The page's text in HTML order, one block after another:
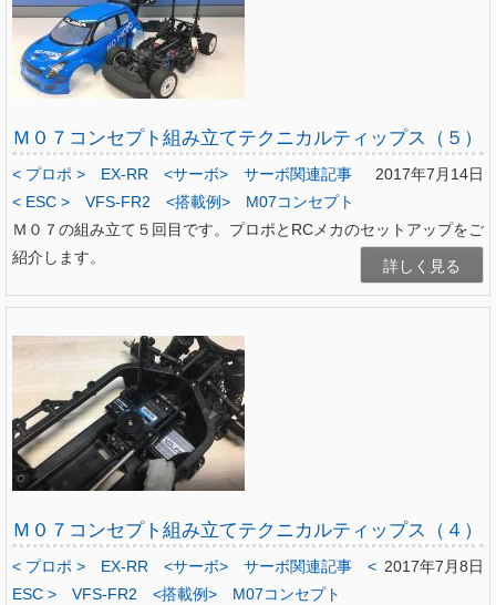
Ｍ０７コンセプト組み立てテクニカルティップス（５）
2017年7月14日
< プロポ > EX-RR <サーボ>
サーボ関連記事
< ESC >
VFS-FR2 <搭載例>
M07コンセプト
Ｍ０７の組み立て５回目です。プロポとRCメカのセットアップをご
紹介します。
詳しく見る
Ｍ０７コンセプト組み立てテクニカルティップス（４）
2017年7月8日
< プロポ > EX-RR <サーボ> サーボ関連記事
<
ESC >
VFS-FR2 <搭載例>
M07コンセプト